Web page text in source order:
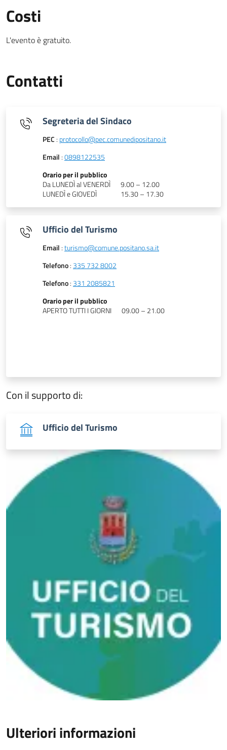
Costi
L'evento è gratuito.
Contatti
Segreteria del Sindaco
PEC : protocollo@pec.comunedipositano.it
Email :0898122535
Orario per il pubblico
Da LUNEDÌ al VENERDÌ
9.00 – 12.00
LUNEDÌ e GIOVEDÌ
15.30 – 17.30
Ufficio del Turismo
Email :turismo@comune.positano.sa.it
Telefono: 335 732 8002
Telefono: 331 2085821
Orario per il pubblico
APERTO TUTTI I GIORNI
09.00 – 21.00
Con il supporto di:
Ufficio del Turismo
Ulteriori informazioni